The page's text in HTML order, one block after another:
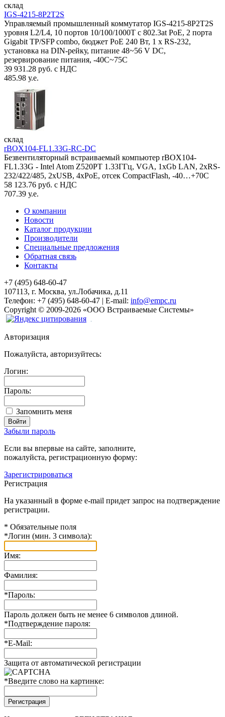
склад
IGS-4215-8P2T2S
Управляемый промышленный коммутатор IGS-4215-8P2T2S
уровня L2/L4, 10 портов 10/100/1000T с 802.3at PoE, 2 порта
Gigabit TP/SFP combo, бюджет PoE 240 Вт, 1 x RS-232,
установка на DIN-рейку, питание 48~56 V DC,
резервирование питания, -40С~75C
39 931.28 руб. с НДС
485.98 у.е.
склад
rBOX104-FL1.33G-RC-DC
Безвентиляторный встраиваемый компьютер rBOX104-
FL1.33G - Intel Atom Z520PT 1.33ГГц, VGA, 1xGb LAN, 2xRS-
232/422/485, 2xUSB, 4xPoE, отсек CompactFlash, -40…+70C
58 123.76 руб. с НДС
707.39 у.е.
О компании
Новости
Каталог продукции
Производители
Специальные предложения
Обратная связь
Контакты
+7 (495) 648-60-47
107113, г. Москва, ул.Лобачика, д.11
Телефон: +7 (495) 648-60-47 | E-mail: info@empc.ru
Copyright © 2009-2026 «ООО Встраиваемые Системы»
Авторизация
Пожалуйста, авторизуйтесь:
Логин:
Пароль:
Запомнить меня
Забыли пароль
Если вы впервые на сайте, заполните,
пожалуйста, регистрационную форму:
Зарегистрироваться
Регистрация
На указанный в форме e-mail придет запрос на подтверждение
регистрации.
* Обязательные поля
*Логин (мин. 3 символа):
Имя:
Фамилия:
*Пароль:
Пароль должен быть не менее 6 символов длиной.
*Подтверждение пароля:
*E-Mail:
Защита от автоматической регистрации
*Введите слово на картинке: